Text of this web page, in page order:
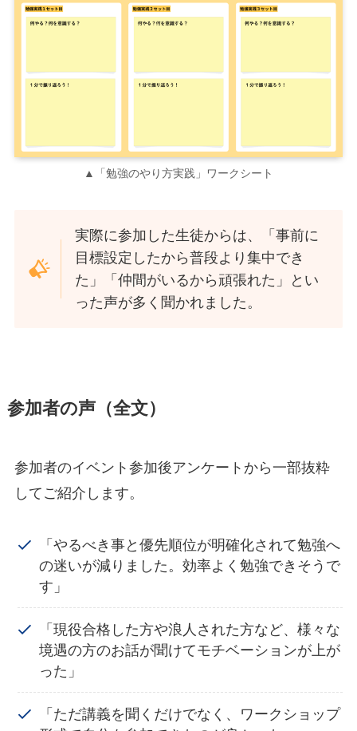
▲「勉強のやり方実践」ワークシート
実際に参加した生徒からは、「事前に
目標設定したから普段より集中でき
た」「仲間がいるから頑張れた」とい
った声が多く聞かれました。
参加者の声（全文）
参加者のイベント参加後アンケートから一部抜粋
してご紹介します。
「やるべき事と優先順位が明確化されて勉強へ
の迷いが減りました。効率よく勉強できそうで
す」
「現役合格した方や浪人された方など、様々な
境遇の方のお話が聞けてモチベーションが上が
った」
「ただ講義を聞くだけでなく、ワークショップ